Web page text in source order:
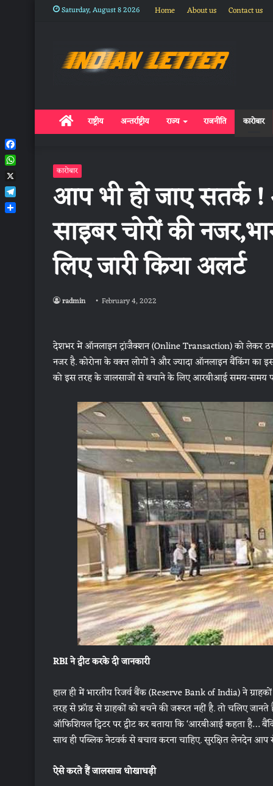
Saturday, August 8 2026 Home About us Contact us
Homeराष्ट्रीय अन्तर्राष्ट्रीय राज्य राजनीति कारोबार
कारोबार
आप भी हो जाए
साइबर चोरों की
लिए जारी किया अलर्ट
radmin February 4, 2022
देशभर में ऑनलाइन ट्रांजैक्शन (Online Transaction) को लेकर
नजर है. कोरोना के वक्त लोगों ने और ज्यादा ऑनलाइन बैंकिंग का
को इस तरह के जालसाजों से बचाने के लिए आरबीआई समय-समय
RBI ने ट्वीट करके दी जानकारी
हाल ही में भारतीय रिजर्व बैंक (Reserve Bank of India) ने
तरह से फ्रॉड से ग्राहकों को बचने की जरूरत नहीं है. तो चलिए
ऑफिशियल ट्विटर पर ट्वीट कर बताया कि ‘आरबीआई कहता है…
साथ ही पब्लिक नेटवर्क से बचाव करना चाहिए. सुरक्षित लेनदेन
ऐसे करते हैं जालसाज धोखाधड़ी
Facebook
WhatsApp
X
Telegram